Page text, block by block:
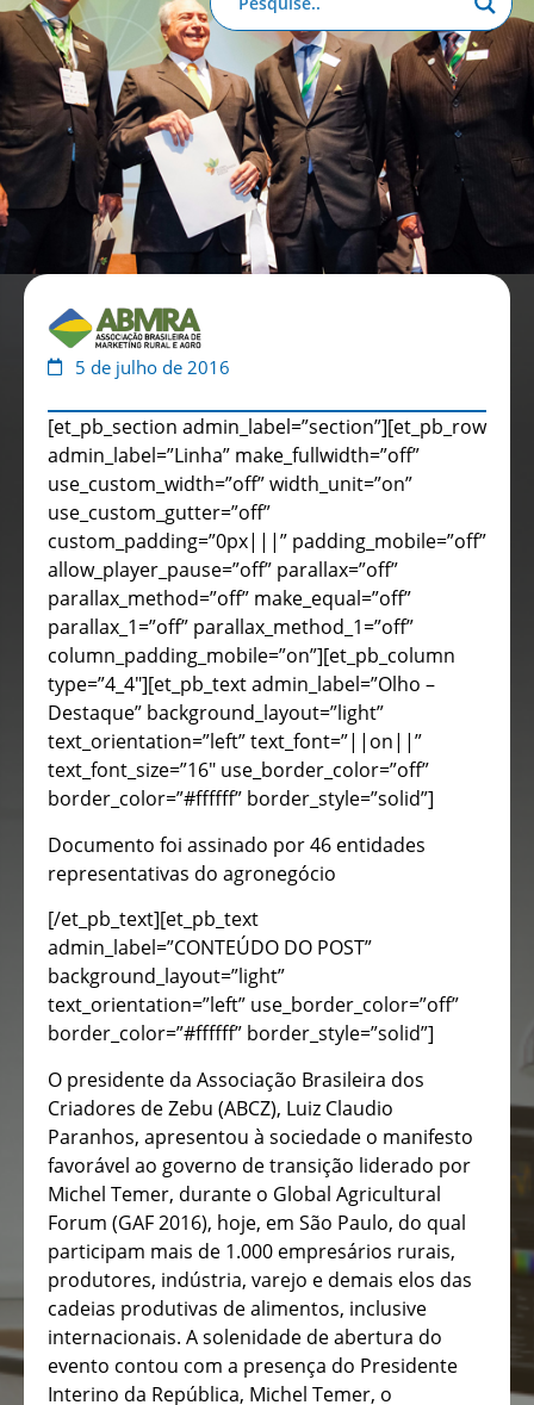
5 de julho de 2016
[et_pb_section admin_label=”section”][et_pb_row
admin_label=”Linha” make_fullwidth=”off”
use_custom_width=”off” width_unit=”on”
use_custom_gutter=”off”
custom_padding=”0px|||” padding_mobile=”off”
allow_player_pause=”off” parallax=”off”
parallax_method=”off” make_equal=”off”
parallax_1=”off” parallax_method_1=”off”
column_padding_mobile=”on”][et_pb_column
type=”4_4″][et_pb_text admin_label=”Olho –
Destaque” background_layout=”light”
text_orientation=”left” text_font=”||on||”
text_font_size=”16″ use_border_color=”off”
border_color=”#ffffff” border_style=”solid”]
Documento foi assinado por 46 entidades
representativas do agronegócio
[/et_pb_text][et_pb_text
admin_label=”CONTEÚDO DO POST”
background_layout=”light”
text_orientation=”left” use_border_color=”off”
border_color=”#ffffff” border_style=”solid”]
O presidente da Associação Brasileira dos
Criadores de Zebu (ABCZ), Luiz Claudio
Paranhos, apresentou à sociedade o manifesto
favorável ao governo de transição liderado por
Michel Temer, durante o Global Agricultural
Forum (GAF 2016), hoje, em São Paulo, do qual
participam mais de 1.000 empresários rurais,
produtores, indústria, varejo e demais elos das
cadeias produtivas de alimentos, inclusive
internacionais. A solenidade de abertura do
evento contou com a presença do Presidente
Interino da República, Michel Temer, o